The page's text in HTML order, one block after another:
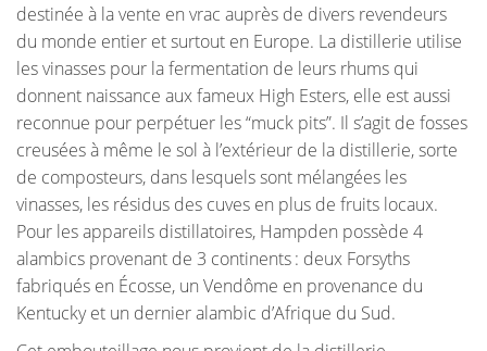
destinée à la vente en vrac auprès de divers revendeurs
du monde entier et surtout en Europe. La distillerie utilise
les vinasses pour la fermentation de leurs rhums qui
donnent naissance aux fameux High Esters, elle est aussi
reconnue pour perpétuer les “muck pits”. Il s’agit de fosses
creusées à même le sol à l’extérieur de la distillerie, sorte
de composteurs, dans lesquels sont mélangées les
vinasses, les résidus des cuves en plus de fruits locaux.
Pour les appareils distillatoires, Hampden possède 4
alambics provenant de 3 continents : deux Forsyths
fabriqués en Écosse, un Vendôme en provenance du
Kentucky et un dernier alambic d’Afrique du Sud.